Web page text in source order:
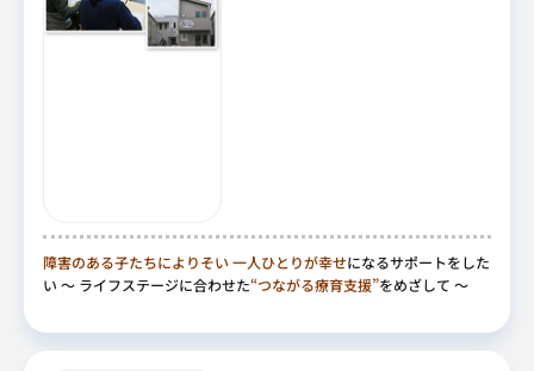
障害のある子たちによりそい 一人ひとりが幸せになるサポートをした
い ～ ライフステージに合わせた“つながる療育支援”をめざして ～